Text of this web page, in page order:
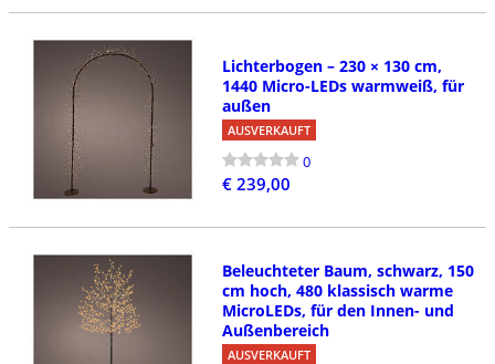
Lichterbogen – 230 × 130 cm,
1440 Micro-LEDs warmweiß, für
außen
AUSVERKAUFT
0
€ 239,00
Beleuchteter Baum, schwarz, 150
cm hoch, 480 klassisch warme
MicroLEDs, für den Innen- und
Außenbereich
AUSVERKAUFT